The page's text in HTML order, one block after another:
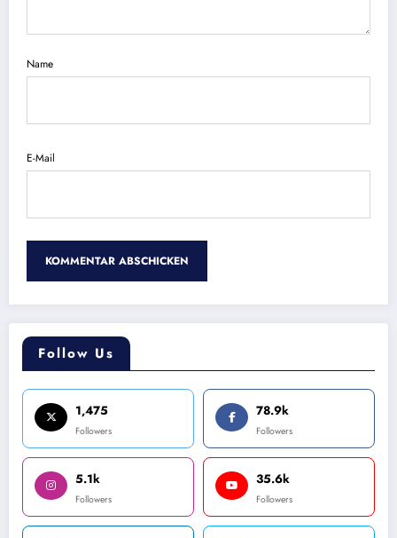
Name
E-Mail
Follow Us
1,475
Followers
78.9k
Followers
5.1k
Followers
35.6k
Followers